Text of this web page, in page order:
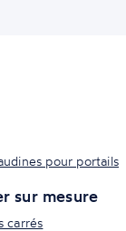
pour portails
sur mesure
carrés